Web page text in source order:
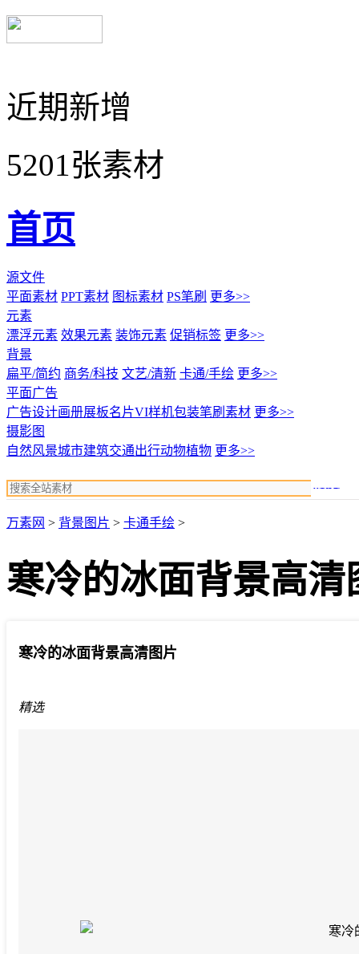
近期新增
5201张素材
首页
源文件
平面素材 PPT素材 图标素材 PS笔刷 更多>>
元素
漂浮元素 效果元素 装饰元素 促销标签 更多>>
背景
扁平/简约 商务/科技 文艺/清新 卡通/手绘 更多>>
平面广告
广告设计画册展板名片VI样机包装笔刷素材 更多>>
摄影图
自然风景城市建筑交通出行动物植物 更多>>
万素网 > 背景图片 > 卡通手绘 >
寒冷的冰面背景高清
寒冷的冰面背景高清图片
精选